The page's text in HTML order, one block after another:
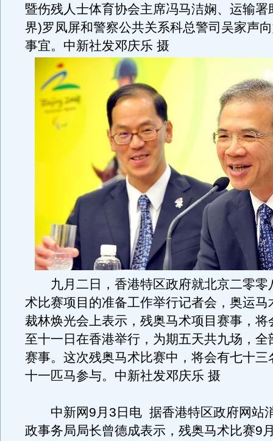
暨伤残人士体育协会主席冯马洁娴、运输署
界)罗凤屏和警察公共关系科总警司吴家声
事宜。中新社发邓庆乐 摄
九月二日，香港特区政府就北京二零零
术比赛项目的准备工作举行记者会，奥运马
裁林焕光会上表示，残奥马术项目赛事，将
至十一日在香港举行，为期五天共九场，全
赛事。这次残奥马术比赛中，将会有七十三
十一匹马参与。中新社发邓庆乐 摄
中新网9月3日电 据香港特区政府网站
政事务局局长曾德成表示，残奥马术比赛9